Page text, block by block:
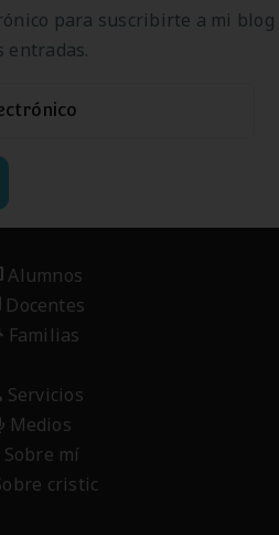
para suscribirte a mi blog
entradas.
Alumnos
Docentes
Familias
Servicios
Medios
Sobre mí
cristic